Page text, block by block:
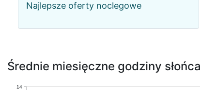
Najlepsze oferty noclegowe
Średnie miesięczne godziny słońca
14